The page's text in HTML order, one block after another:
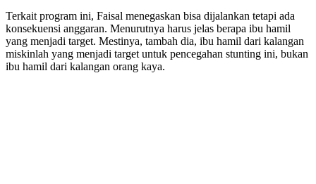
Terkait program ini, Faisal menegaskan bisa dijalankan tetapi ada
konsekuensi anggaran. Menurutnya harus jelas berapa ibu hamil
yang menjadi target. Mestinya, tambah dia, ibu hamil dari kalangan
miskinlah yang menjadi target untuk pencegahan stunting ini, bukan
ibu hamil dari kalangan orang kaya.